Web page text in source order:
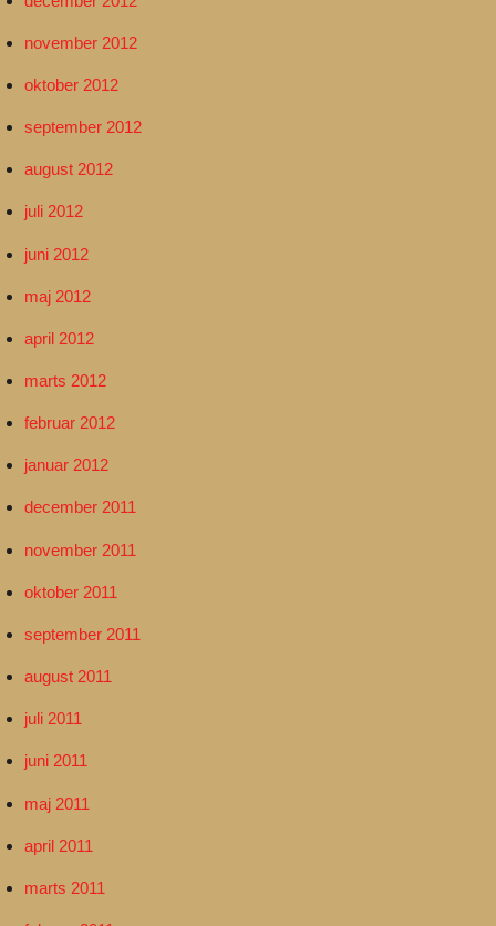
november 2012
oktober 2012
september 2012
august 2012
juli 2012
juni 2012
maj 2012
april 2012
marts 2012
februar 2012
januar 2012
december 2011
november 2011
oktober 2011
september 2011
august 2011
juli 2011
juni 2011
maj 2011
april 2011
marts 2011